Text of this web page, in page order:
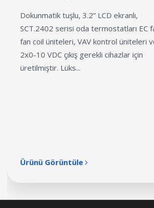
Dokunmatik tuşlu, 3.2” LCD ekranlı,
SCT.2402 serisi oda termostatları EC
fan coil üniteleri, VAV kontrol üniteleri
2x0-10 VDC çıkış gerekli cihazlar için
üretilmiştir. Lüks...
Ürünü Görüntüle